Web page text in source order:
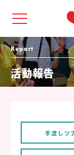
Report
活動報告
手渡しツ